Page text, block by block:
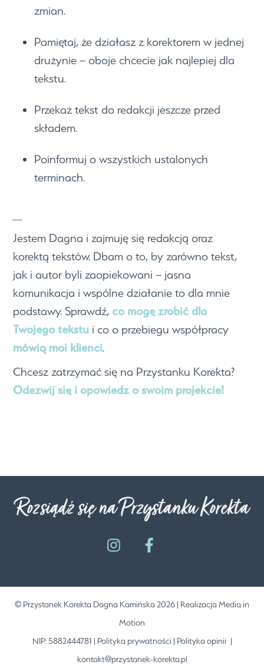
zmian.
Pamiętaj, że działasz z korektorem w jednej
drużynie – oboje chcecie jak najlepiej dla
tekstu.
Przekaż tekst do redakcji jeszcze przed
składem.
Poinformuj o wszystkich ustalonych
terminach.
Jestem Dagna i zajmuję się redakcją oraz
korektą tekstów. Dbam o to, by zarówno tekst,
jak i autor byli zaopiekowani – jasna
komunikacja i wspólne działanie to dla mnie
podstawy. Sprawdź, co mogę zrobić dla
Twojego tekstu i co o przebiegu współpracy
mówią moi klienci.
Chcesz zatrzymać się na Przystanku Korekta?
Odezwij się i opowiedz o swoim projekcie!
Rozsiądź się na Przystanku Korekta
© Przystanek Korekta Dagna Kamińska 2026 | Realizacja Media in
Motion
NIP: 5882444781 | Polityka prywatności | Polityka opinii |
kontakt@przystanek-korekta.pl